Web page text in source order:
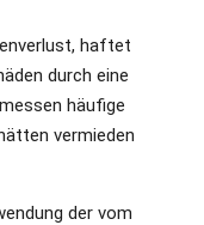
haftet
durch eine
häufige
vermieden
der vom